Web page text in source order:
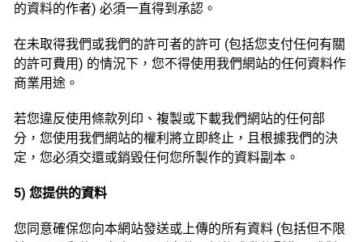
的資料的作者) 必須一直得到承認。
在未取得我們或我們的許可者的許可 (包括您支付任何有關
的許可費用) 的情況下，您不得使用我們網站的任何資料作
商業用途。
若您違反使用條款列印、複製或下載我們網站的任何部
分，您使用我們網站的權利將立即終止，且根據我們的決
定，您必須交還或銷毀任何您所製作的資料副本。
5) 您提供的資料
您同意確保您向本網站發送或上傳的所有資料 (包括但不限